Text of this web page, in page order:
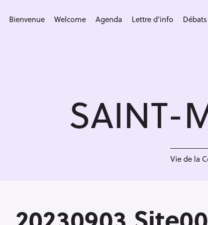
Bienvenue Welcome Agenda Lettre d’info Débats
SAINT-
Vie de la